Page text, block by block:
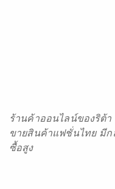
ร้านค้าออนไลน์ของริต้
ขายสินค้าแฟชั่นไทย มีก
ซื้อสูง